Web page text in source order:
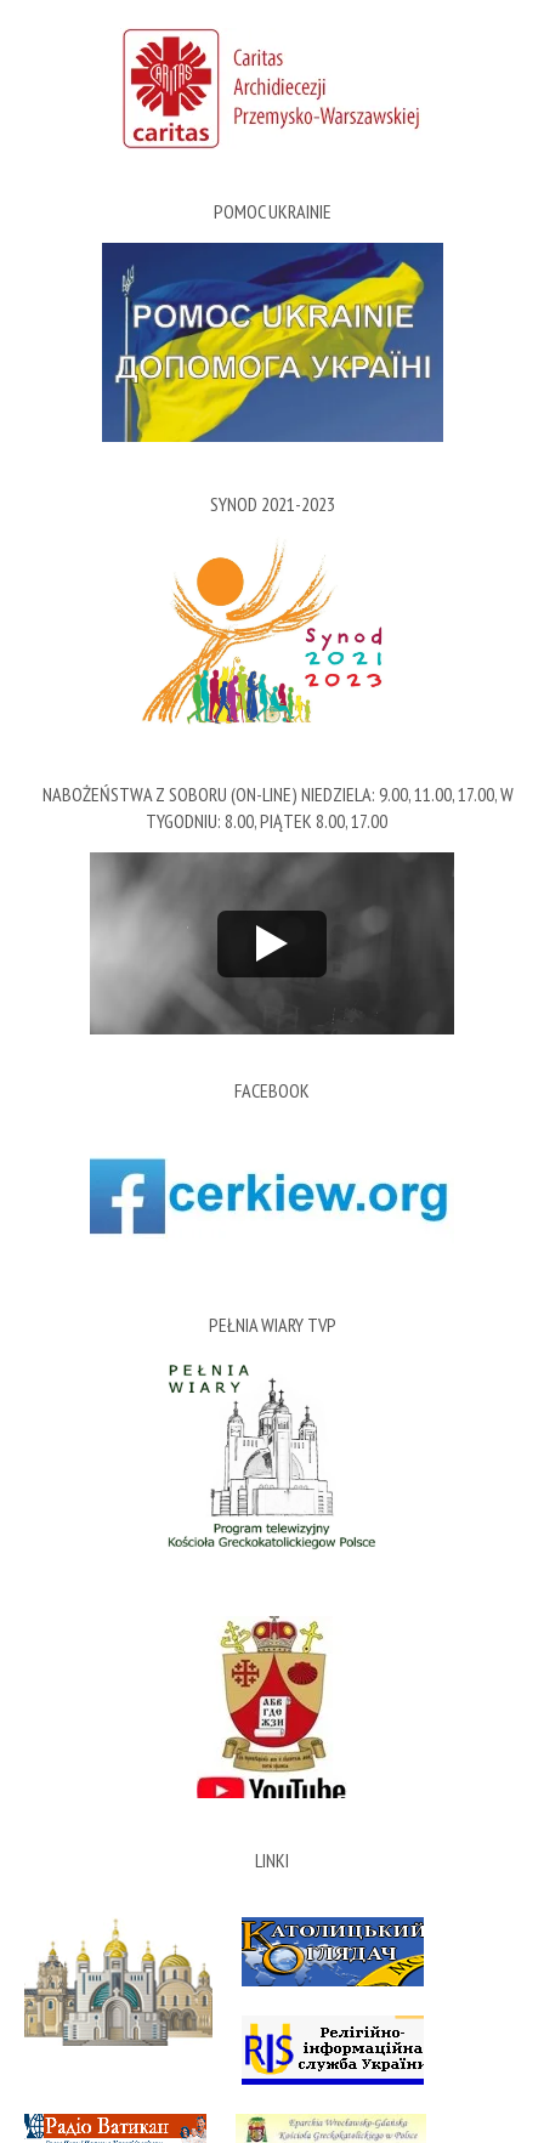
POMOC UKRAINIE
SYNOD 2021-2023
NABOŻEŃSTWA Z SOBORU (ON-LINE) NIEDZIELA: 9.00, 11.00, 17.00, W
TYGODNIU: 8.00, PIĄTEK 8.00, 17.00
FACEBOOK
PEŁNIA WIARY TVP
LINKI